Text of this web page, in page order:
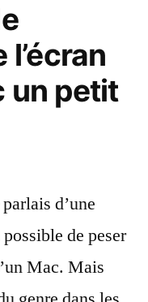
l’écran
un petit
d’une
de peser
Mac. Mais